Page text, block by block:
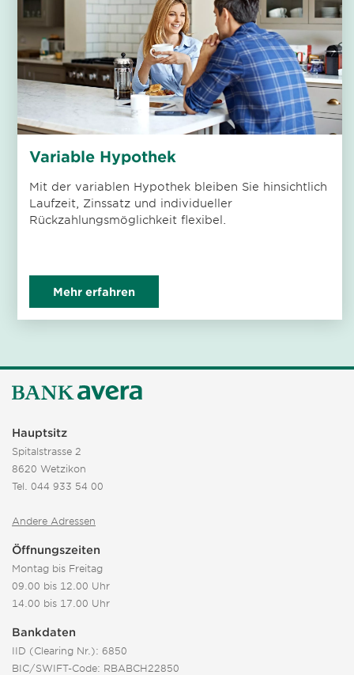
Variable Hypothek
Mit der variablen Hypothek bleiben Sie hinsichtlich
Laufzeit, Zinssatz und individueller
Rückzahlungsmöglichkeit flexibel.
Mehr erfahren
Hauptsitz
Spitalstrasse 2
8620 Wetzikon
Tel. 044 933 54 00
Andere Adressen
Öffnungszeiten
Montag bis Freitag
09.00 bis 12.00 Uhr
14.00 bis 17.00 Uhr
Bankdaten
IID (Clearing Nr.): 6850
BIC/SWIFT-Code: RBABCH22850